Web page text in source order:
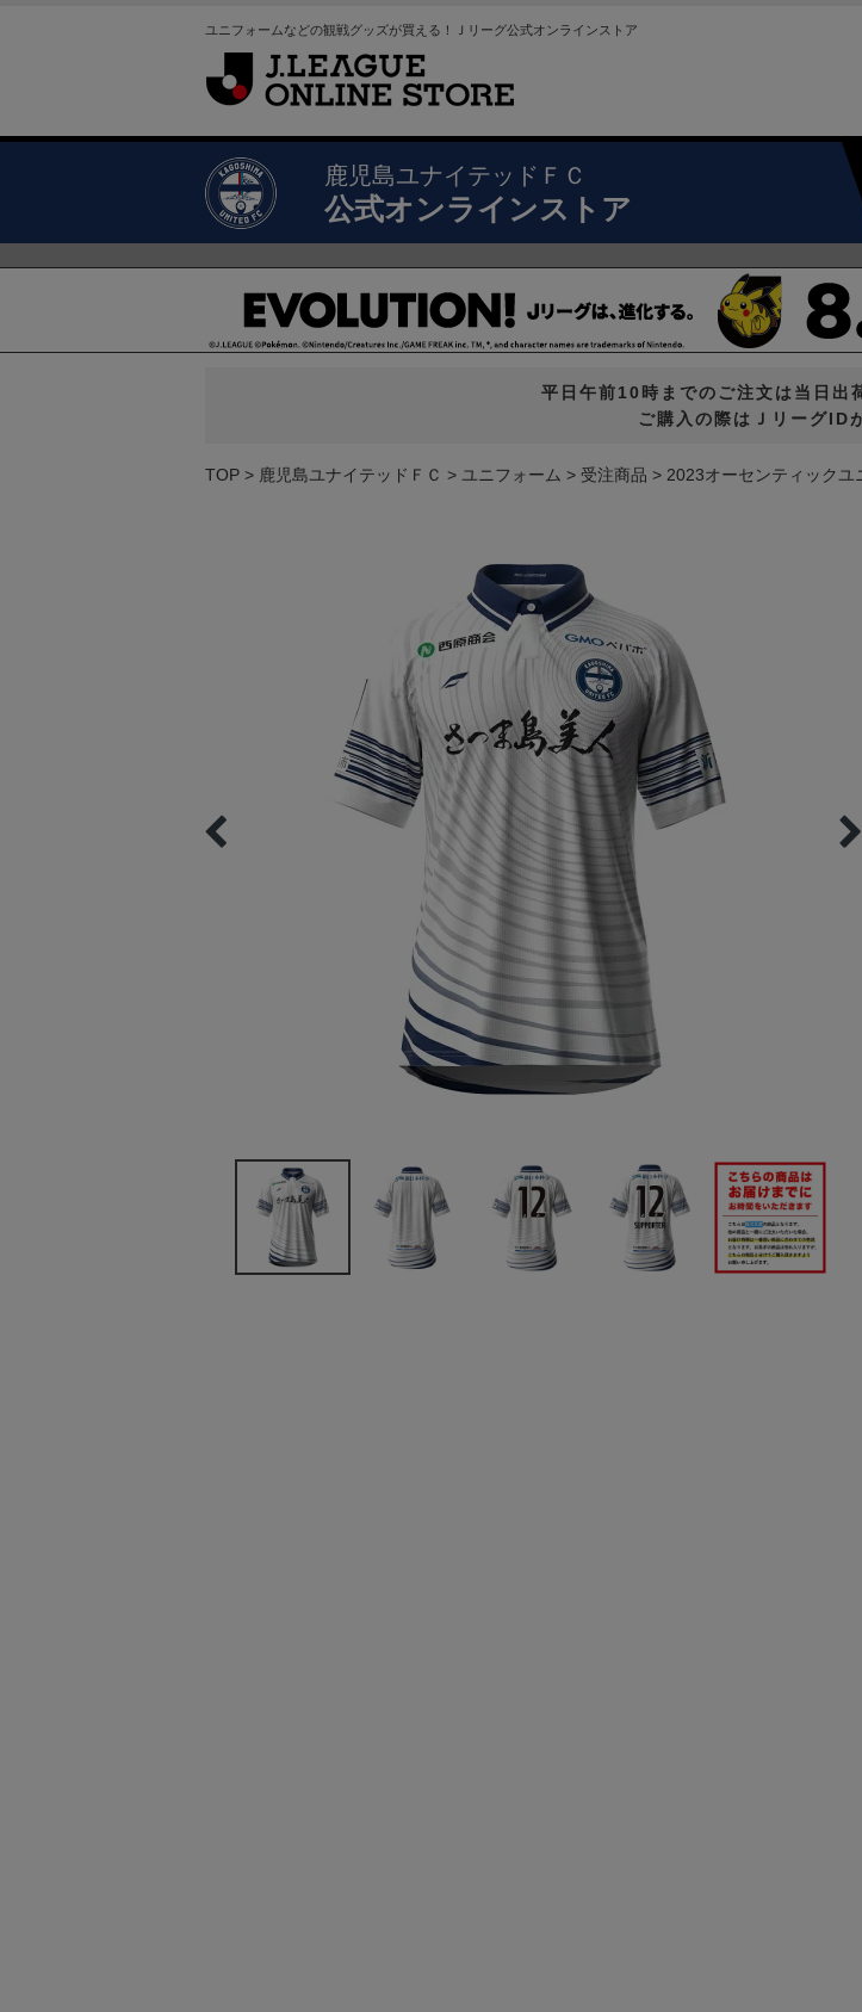
ユニフォームなどの観戦グッズが買える！Ｊリーグ公式オンラインストア
鹿児島ユナイテッドＦＣ
公式オンラインストア
平日午前10時までのご注文は当日出
ご購入の際はＪリーグID
TOP 鹿児島ユナイテッドＦＣ ユニフォーム 受注商品 2023オーセンティックユ